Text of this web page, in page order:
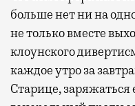
больше нет ни на
не только вместе
клоунского
каждое утро за
Старице, заряжаться